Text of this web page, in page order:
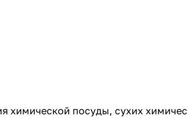
посуды, сухих